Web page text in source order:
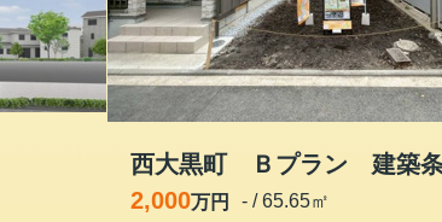
2,000万円
- / 65.65㎡